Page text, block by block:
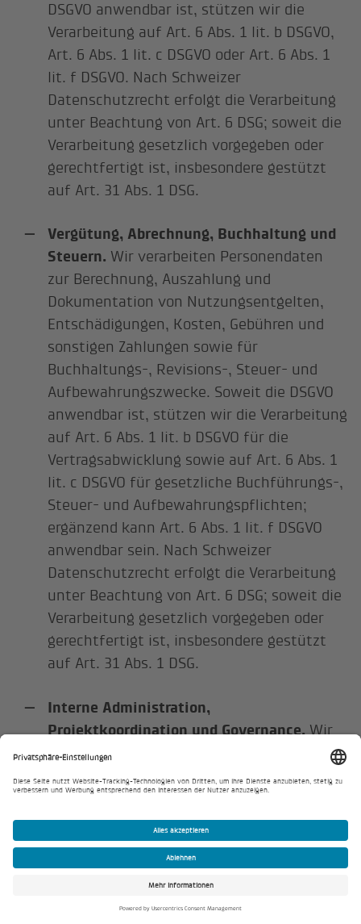
DSGVO anwendbar ist, stützen wir die
Verarbeitung auf Art. 6 Abs. 1 lit. b DSGVO,
Art. 6 Abs. 1 lit. c DSGVO oder Art. 6 Abs. 1
lit. f DSGVO. Nach Schweizer
Datenschutzrecht erfolgt die Verarbeitung
unter Beachtung von Art. 6 DSG; soweit die
Verarbeitung gesetzlich vorgegeben oder
gerechtfertigt ist, insbesondere gestützt
auf Art. 31 Abs. 1 DSG.
Vergütung, Abrechnung, Buchhaltung und
Steuern. Wir verarbeiten Personendaten
zur Berechnung, Auszahlung und
Dokumentation von Nutzungsentgelten,
Entschädigungen, Kosten, Gebühren und
sonstigen Zahlungen sowie für
Buchhaltungs-, Revisions-, Steuer- und
Aufbewahrungszwecke. Soweit die DSGVO
anwendbar ist, stützen wir die Verarbeitung
auf Art. 6 Abs. 1 lit. b DSGVO für die
Vertragsabwicklung sowie auf Art. 6 Abs. 1
lit. c DSGVO für gesetzliche Buchführungs-,
Steuer- und Aufbewahrungspflichten;
ergänzend kann Art. 6 Abs. 1 lit. f DSGVO
anwendbar sein. Nach Schweizer
Datenschutzrecht erfolgt die Verarbeitung
unter Beachtung von Art. 6 DSG; soweit die
Verarbeitung gesetzlich vorgegeben oder
gerechtfertigt ist, insbesondere gestützt
auf Art. 31 Abs. 1 DSG.
Interne Administration,
Projektkoordination und Governance.Wir
verarbeiten Personendaten zur internen
Prüfung, Freigabe, Dokumentation,
Qualitätssicherung, Projektsteuerung,
Koordination innerhalb der BKW,
Revisionsvorbereitung und Sicherstellung
der Einhaltung gesetzlicher, regulatorischer
und interner Anforderungen. Soweit die
DSGVO anwendbar ist, stützen wir die